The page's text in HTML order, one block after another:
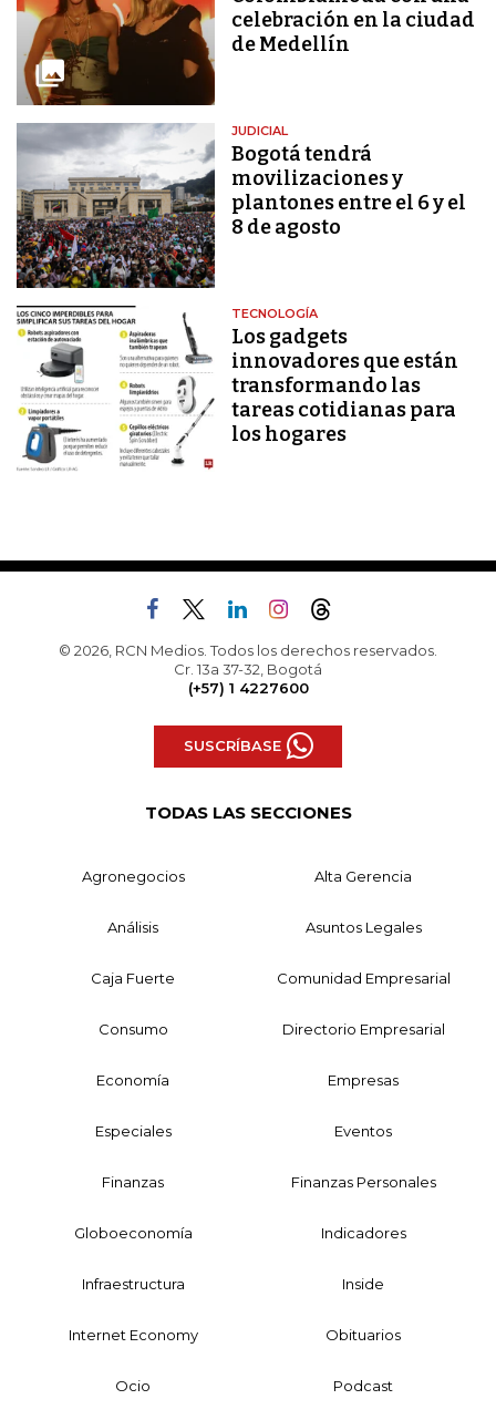
celebración en la ciudad
de Medellín
JUDICIAL
Bogotá tendrá
movilizaciones y
plantones entre el 6 y el
8 de agosto
TECNOLOGÍA
Los gadgets
innovadores que están
transformando las
tareas cotidianas para
los hogares
© 2026, RCN Medios. Todos los derechos reservados.
Cr. 13a 37-32, Bogotá
(+57) 1 4227600
SUSCRÍBASE
TODAS LAS SECCIONES
Agronegocios Alta Gerencia
Análisis Asuntos Legales
Caja Fuerte Comunidad Empresarial
Consumo Directorio Empresarial
Economía Empresas
Especiales Eventos
Finanzas Finanzas Personales
Globoeconomía Indicadores
Infraestructura Inside
Internet Economy Obituarios
Ocio Podcast